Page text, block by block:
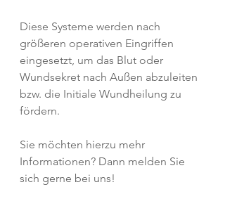
Diese Systeme werden nach
größeren operativen Eingriffen
eingesetzt, um das Blut oder
Wundsekret nach Außen abzuleiten
bzw. die Initiale Wundheilung zu
fördern.
Sie möchten hierzu mehr
Informationen? Dann melden Sie
sich gerne bei uns!